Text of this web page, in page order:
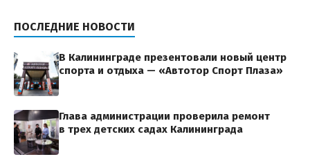
ПОСЛЕДНИЕ НОВОСТИ
В Калининграде презентовали новый центр
спорта и отдыха — «Автотор Спорт Плаза»
Глава администрации проверила ремонт
в трех детских садах Калининграда